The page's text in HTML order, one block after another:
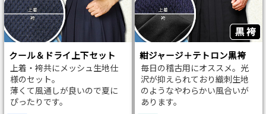
クール＆ドライ上下セット
上着・袴共にメッシュ生地仕
様のセット。
薄くて風通しが良いので夏に
ぴったりです。
紺ジャージ＋テトロン黒袴
毎日の稽古用にオススメ。光
沢が抑えられており織刺生地
のようなやわらかい風合いが
あります。